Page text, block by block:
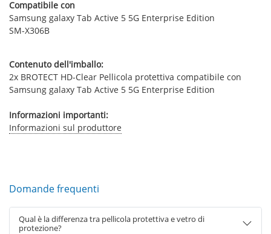
Compatibile con
Samsung galaxy Tab Active 5 5G Enterprise Edition
SM-X306B
Contenuto dell'imballo:
2x BROTECT HD-Clear Pellicola protettiva compatibile con
Samsung galaxy Tab Active 5 5G Enterprise Edition
Informazioni importanti:
Informazioni sul produttore
Domande frequenti
Qual è la differenza tra pellicola protettiva e vetro di
protezione?